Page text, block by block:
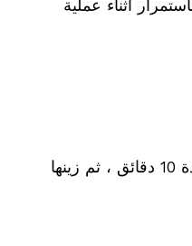
أثناء عملية
دع شرائح اللحم ترتاح لمدة 10 دقائق ، ثم زينها